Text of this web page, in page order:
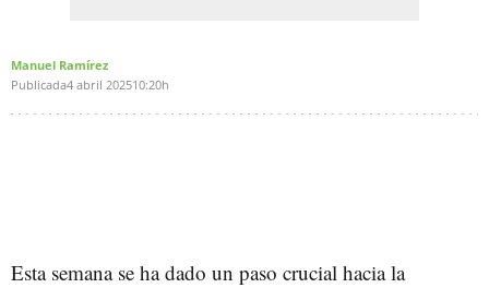
Manuel Ramírez
Publicada4 abril 202510:20h
Esta semana se ha dado un paso crucial hacia la